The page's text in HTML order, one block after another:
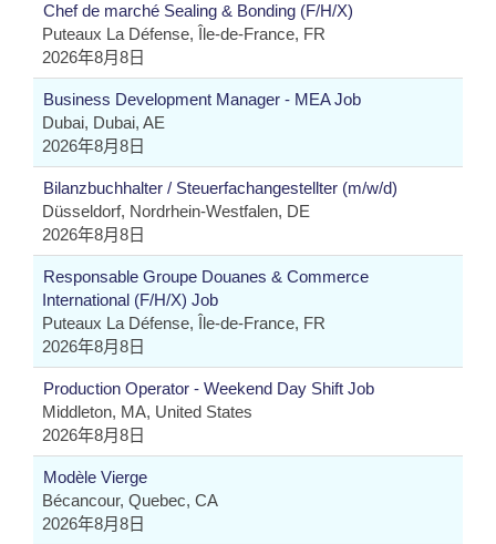
Chef de marché Sealing & Bonding (F/H/X)
Puteaux La Défense, Île-de-France, FR
2026年8月8日
Business Development Manager - MEA Job
Dubai, Dubai, AE
2026年8月8日
Bilanzbuchhalter / Steuerfachangestellter (m/w/d)
Düsseldorf, Nordrhein-Westfalen, DE
2026年8月8日
Responsable Groupe Douanes & Commerce
International (F/H/X) Job
Puteaux La Défense, Île-de-France, FR
2026年8月8日
Production Operator - Weekend Day Shift Job
Middleton, MA, United States
2026年8月8日
Modèle Vierge
Bécancour, Quebec, CA
2026年8月8日